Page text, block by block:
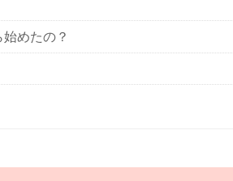
めたの？